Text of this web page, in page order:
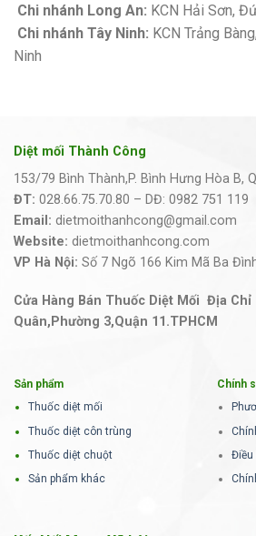
Chi nhánh Long An: KCN Hải Sơn,
Chi nhánh Tây Ninh: KCN Trảng
Ninh
Diệt mối Thành Công
153/79 Bình Thành,P. Bình Hưng Hòa B,
ĐT: 028.66.75.70.80 – DĐ: 0982 751 119
Email: dietmoithanhcong@gmail.com
Website: dietmoithanhcong.com
VP Hà Nội: Số 7 Ngõ 166 Kim Mã Ba
Cửa Hàng Bán Thuốc Diệt Mối Địa Chỉ
Quân,Phường 3,Quận 11.TPHCM
Sản phẩm
Thuốc diệt mối
Thuốc diệt côn trùng
Thuốc diệt chuột
Sản phẩm khác
Chính
Điều